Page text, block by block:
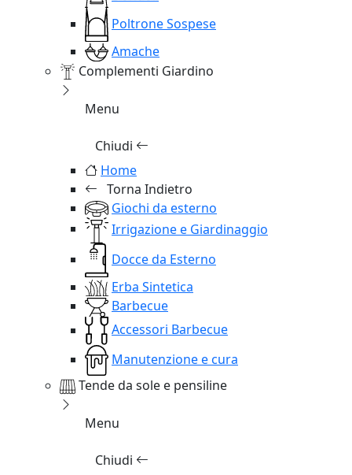
Poltrone Sospese
Amache
Complementi Giardino
Menu
Chiudi
Home
Torna Indietro
Giochi da esterno
Irrigazione e Giardinaggio
Docce da Esterno
Erba Sintetica
Barbecue
Accessori Barbecue
Manutenzione e cura
Tende da sole e pensiline
Menu
Chiudi